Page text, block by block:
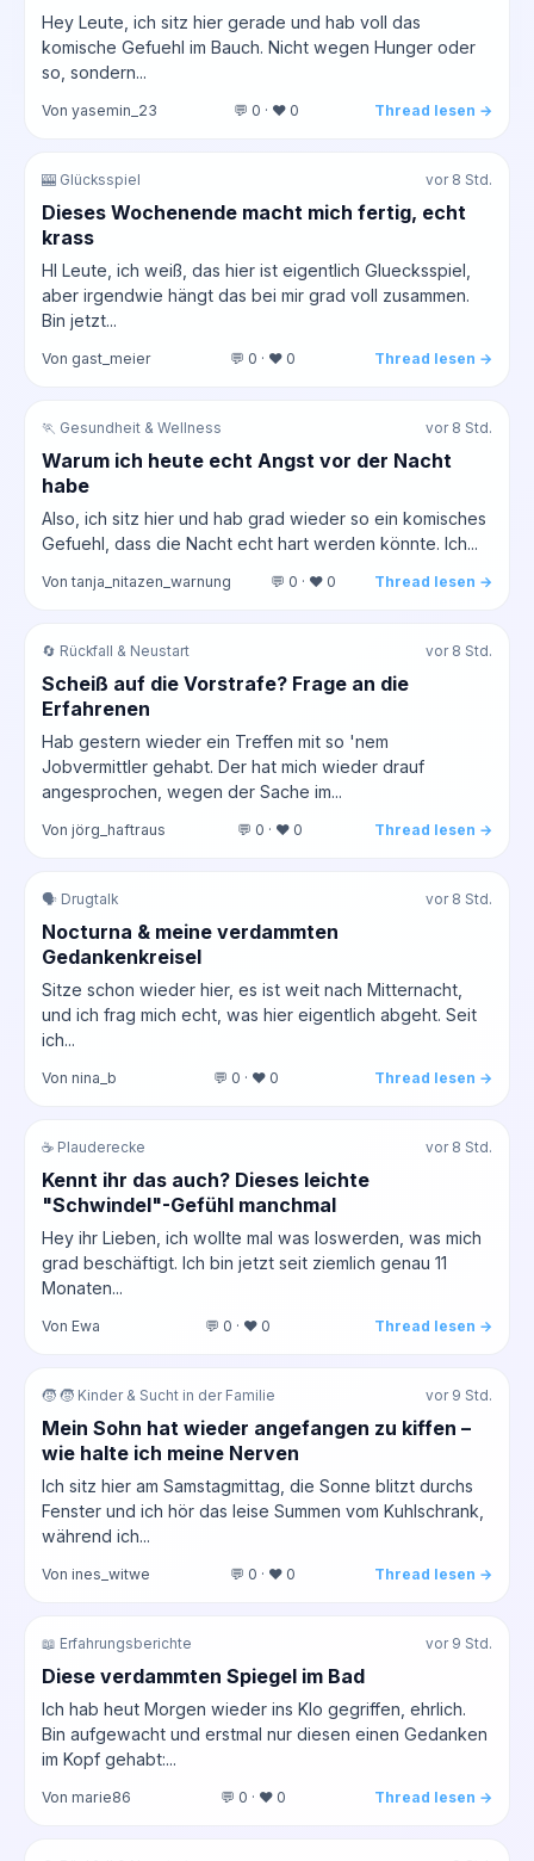
Hey Leute, ich sitz hier gerade und hab voll das
komische Gefuehl im Bauch. Nicht wegen Hunger oder
so, sondern...
Von yasemin_23 💬 0 · ❤️ 0 Thread lesen →
🎰 Glücksspiel vor 8 Std.
Dieses Wochenende macht mich fertig, echt
krass
HI Leute, ich weiß, das hier ist eigentlich Gluecksspiel,
aber irgendwie hängt das bei mir grad voll zusammen.
Bin jetzt...
Von gast_meier 💬 0 · ❤️ 0 Thread lesen →
🏃 Gesundheit & Wellness vor 8 Std.
Warum ich heute echt Angst vor der Nacht
habe
Also, ich sitz hier und hab grad wieder so ein komisches
Gefuehl, dass die Nacht echt hart werden könnte. Ich...
Von tanja_nitazen_warnung 💬 0 · ❤️ 0 Thread lesen →
🔄 Rückfall & Neustart vor 8 Std.
Scheiß auf die Vorstrafe? Frage an die
Erfahrenen
Hab gestern wieder ein Treffen mit so 'nem
Jobvermittler gehabt. Der hat mich wieder drauf
angesprochen, wegen der Sache im...
Von jörg_haftraus 💬 0 · ❤️ 0 Thread lesen →
🗣️ Drugtalk vor 8 Std.
Nocturna & meine verdammten
Gedankenkreisel
Sitze schon wieder hier, es ist weit nach Mitternacht,
und ich frag mich echt, was hier eigentlich abgeht. Seit
ich...
Von nina_b 💬 0 · ❤️ 0 Thread lesen →
☕ Plauderecke vor 8 Std.
Kennt ihr das auch? Dieses leichte
"Schwindel"-Gefühl manchmal
Hey ihr Lieben, ich wollte mal was loswerden, was mich
grad beschäftigt. Ich bin jetzt seit ziemlich genau 11
Monaten...
Von Ewa 💬 0 · ❤️ 0 Thread lesen →
🧒 🧒 Kinder & Sucht in der Familie vor 9 Std.
Mein Sohn hat wieder angefangen zu kiffen –
wie halte ich meine Nerven
Ich sitz hier am Samstagmittag, die Sonne blitzt durchs
Fenster und ich hör das leise Summen vom Kuhlschrank,
während ich...
Von ines_witwe 💬 0 · ❤️ 0 Thread lesen →
📖 Erfahrungsberichte vor 9 Std.
Diese verdammten Spiegel im Bad
Ich hab heut Morgen wieder ins Klo gegriffen, ehrlich.
Bin aufgewacht und erstmal nur diesen einen Gedanken
im Kopf gehabt:...
Von marie86 💬 0 · ❤️ 0 Thread lesen →